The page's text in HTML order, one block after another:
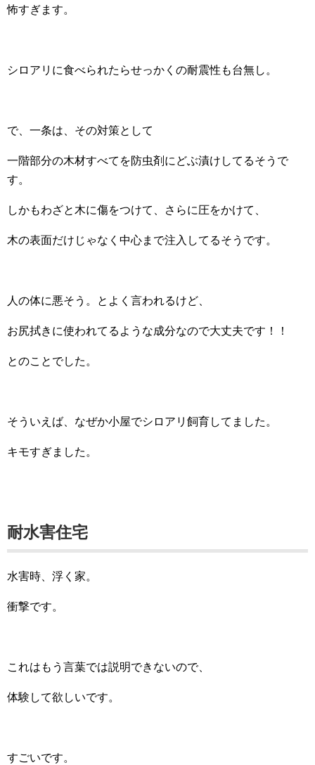
怖すぎます。
シロアリに食べられたらせっかくの耐震性も台無し。
で、一条は、その対策として
一階部分の木材すべてを防虫剤にどぶ漬けしてるそうで
す。
しかもわざと木に傷をつけて、さらに圧をかけて、
木の表面だけじゃなく中心まで注入してるそうです。
人の体に悪そう。とよく言われるけど、
お尻拭きに使われてるような成分なので大丈夫です！！
とのことでした。
そういえば、なぜか小屋でシロアリ飼育してました。
キモすぎました。
耐水害住宅
水害時、浮く家。
衝撃です。
これはもう言葉では説明できないので、
体験して欲しいです。
すごいです。